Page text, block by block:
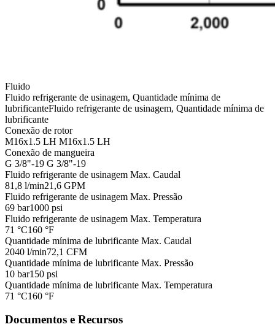
Fluido
Fluido refrigerante de usinagem, Quantidade mínima de
lubrificanteFluido refrigerante de usinagem, Quantidade mínima de
lubrificante
Conexão de rotor
M16x1.5 LH M16x1.5 LH
Conexão de mangueira
G 3/8"-19 G 3/8"-19
Fluido refrigerante de usinagem Max. Caudal
81,8 l/min21,6 GPM
Fluido refrigerante de usinagem Max. Pressão
69 bar1000 psi
Fluido refrigerante de usinagem Max. Temperatura
71 °C160 °F
Quantidade mínima de lubrificante Max. Caudal
2040 l/min72,1 CFM
Quantidade mínima de lubrificante Max. Pressão
10 bar150 psi
Quantidade mínima de lubrificante Max. Temperatura
71 °C160 °F
Documentos e Recursos